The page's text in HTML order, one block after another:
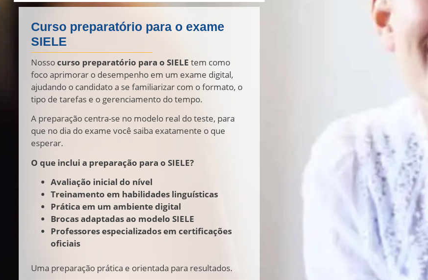
Curso preparatório para o exame
SIELE
Nossocurso preparatório para o SIELE tem como
foco aprimorar o desempenho em um exame digital,
ajudando o candidato a se familiarizar com o formato, o
tipo de tarefas e o gerenciamento do tempo.
A preparação centra-se no modelo real do teste, para
que no dia do exame você saiba exatamente o que
esperar.
O que inclui a preparação para o SIELE?
Avaliação inicial do nível
Treinamento em habilidades linguísticas
Prática em um ambiente digital
Brocas adaptadas ao modelo SIELE
Professores especializados em certificações
oficiais
Uma preparação prática e orientada para resultados.